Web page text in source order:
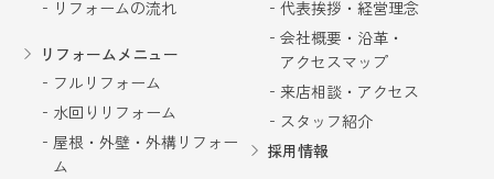
なりますよと！！提案して下さいました。後は値
段の心配です😥本来なら他の業者に相見積もりを
して頂くのですが、値上げの時期との関係もあ
り、今回はカプライさんのみでお願いする事にし
ました。以前２回お願いした経過もあり信頼して
いたので。でも私の要望を取り入れるにはLクラス
の商品になった為、当初の予算よの倍近くかかり
ました😥工期は２週間の予定、担当者の方は毎日
リフォームの流れ
リフォームメニュー
フルリフォーム
水回りリフォーム
屋根・外壁・外構リフォー
ム
代表挨拶・経営理念
会社概要・沿革・
アクセスマップ
来店相談・アクセス
スタッフ紹介
採用情報